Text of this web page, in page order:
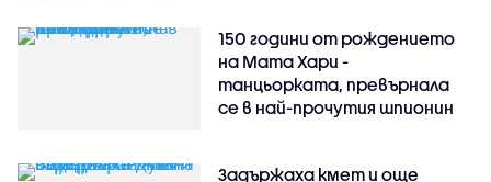
150 години от рождението
на Мата Хари -
танцьорката, превърнала
се в най-прочутия шпионин
Задържаха кмет и още